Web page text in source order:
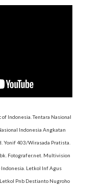
Indonesia. Tentara Nasional
Indonesia Angkatan
Yonif 403/Wirasada Pratista.
Fotografer.net. Multivision
Indonesia. Letkol Inf Agus
Pnb Destianto Nugroho